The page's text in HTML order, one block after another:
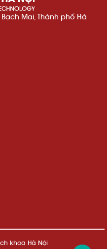
Mai, Thành phố Hà
khoa Hà Nội